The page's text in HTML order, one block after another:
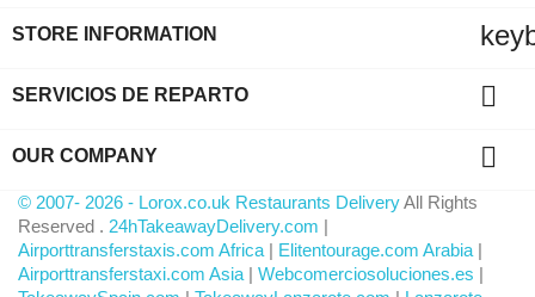
STORE INFORMATION
SERVICIOS DE REPARTO 
OUR COMPANY 
© 2007- 2026 - Lorox.co.uk Restaurants DeliveryAll Rights
Reserved . 24hTakeawayDelivery.com |
Airporttransferstaxis.com Africa | Elitentourage.com Arabia |
Airporttransferstaxi.com Asia | Webcomerciosoluciones.es |